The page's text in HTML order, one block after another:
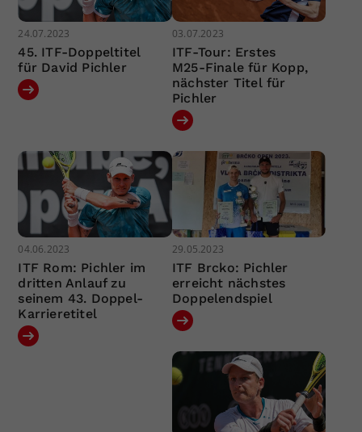
24.07.2023
45. ITF-Doppeltitel
für David Pichler
03.07.2023
ITF-Tour: Erstes
M25-Finale für Kopp,
nächster Titel für
Pichler
04.06.2023
ITF Rom: Pichler im
dritten Anlauf zu
seinem 43. Doppel-
Karrieretitel
29.05.2023
ITF Brcko: Pichler
erreicht nächstes
Doppelendspiel